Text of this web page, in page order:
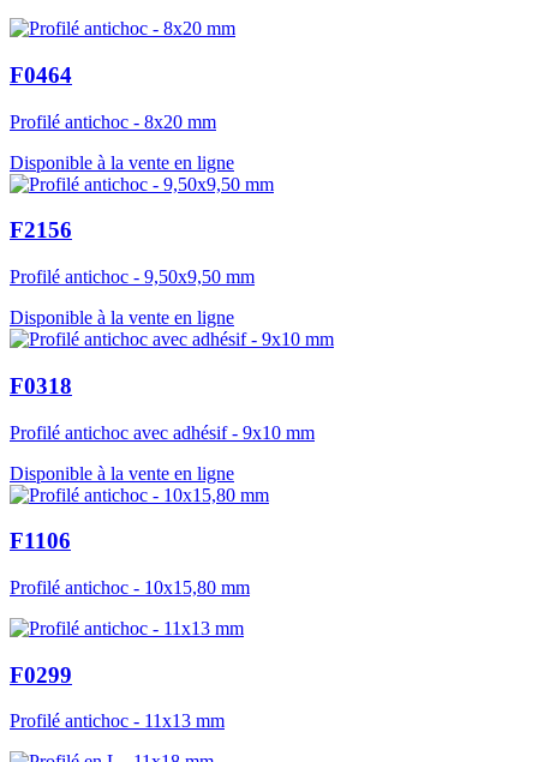
F0464
Profilé antichoc - 8x20 mm
Disponible à la vente en ligne
F2156
Profilé antichoc - 9,50x9,50 mm
Disponible à la vente en ligne
F0318
Profilé antichoc avec adhésif - 9x10 mm
Disponible à la vente en ligne
F1106
Profilé antichoc - 10x15,80 mm
F0299
Profilé antichoc - 11x13 mm